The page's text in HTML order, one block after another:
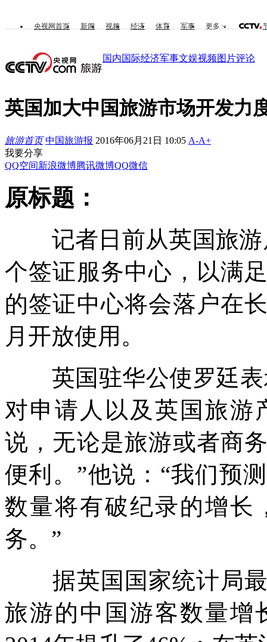
央视网首页 新闻 视频 经济 体育 军事 更多
国内国际经济军事文娱视频图片评论
英国加大中国旅游市场开发力
旅游首页 中国旅游报 2016年06月21日 10:05 A-A+
我要分享
QQ空间新浪微博腾讯微博QQ微信
原标题：
记者日前从英国旅游
个签证服务中心，以满
的签证中心将会落户在
月开放使用。
英国驻华公使罗廷表
对申请人以及英国旅游
说，无论是旅游或者商
便利。”他说：“我们预
数量将有破纪录的增长
务。”
据英国国家统计局最
旅游的中国游客数量增